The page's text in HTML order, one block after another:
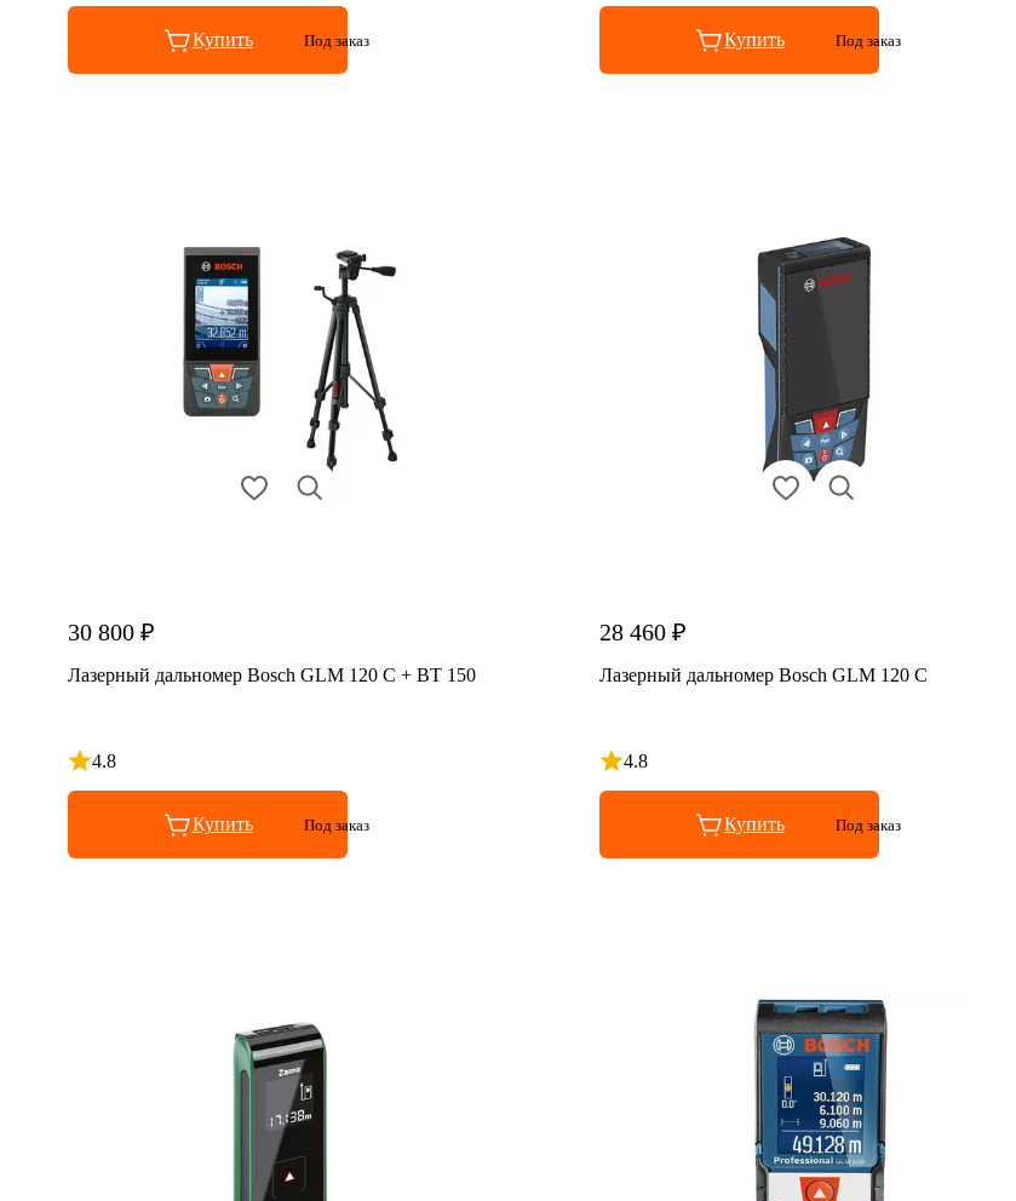
Купить Под заказ Купить Под заказ
30 800 ₽
Лазерный дальномер Bosch GLM 120 C + BT 150
4.8
Рейтинг 4.8 из 5
Купить Под заказ
28 460 ₽
Лазерный дальномер Bosch GLM 120 C
4.8
Рейтинг 4.8 из 5
Купить Под заказ